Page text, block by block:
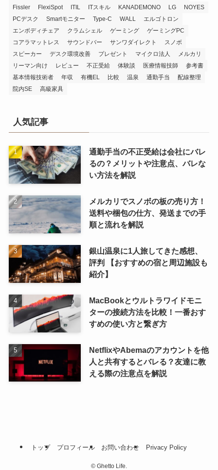
Fissler
FlexiSpot ITIL ITスキル KANADEMONO LG
NOYES
PCデスク
Smartモニター Type-C WALL
エルゴトロン
エンボディチェア
クラムシェル ゲーミング
ゲーミングPC
コアラマットレス
サウンドバー サンワダイレクト
スノボ
スピーカー
デスク環境改善 プレゼント マイクロ法人
メルカリ
リーマン向け
レビュー 不正受給 体験談 医療情報技師
参考書
基本情報技術者
年収 有機EL 比較 温泉 通勤手当
配線整理
院内SE
高級家具
人気記事
通勤手当の不正受給は会社にバレ
るの？メリットや注意点、バレな
い方法を解説
メルカリでスノボの板の売り方！
送料や梱包の仕方、発送までの手
順と流れを解説
銀山温泉に1人旅してきた感想、
評判 【おすすめの宿と周辺施設も
紹介】
MacBookとウルトラワイドモニ
ターの接続方法を比較！一番おす
すめの使い方と繋ぎ方
NetflixやAbemaのアカウントを他
人と共有するとバレる？友達に教
える際の注意点を解説
トップ プロフィール お問い合わせ Privacy Policy
© Ghetto Life.